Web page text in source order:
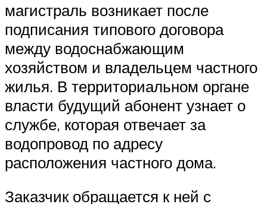
магистраль возникает после
подписания типового договора
между водоснабжающим
хозяйством и владельцем частного
жилья. В территориальном органе
власти будущий абонент узнает о
службе, которая отвечает за
водопровод по адресу
расположения частного дома.
Заказчик обращается к ней с